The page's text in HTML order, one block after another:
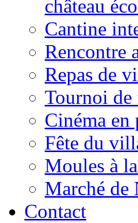
château
Cantine
Rencontre
Repas de
Tournoi
Cinéma
Fête du
Moules à
Marché de
Contact